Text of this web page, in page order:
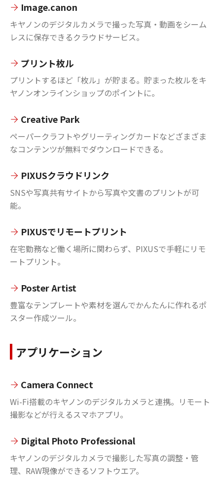
Image.canon
キヤノンのデジタルカメラで撮った写真・動画をシーム
レスに保存できるクラウドサービス。
プリント枚ル
プリントするほど「枚ル」が貯まる。貯まった枚ルをキ
ヤノンオンラインショップのポイントに。
Creative Park
ペーパークラフトやグリーティングカードなどざまざま
なコンテンツが無料でダウンロードできる。
PIXUSクラウドリンク
SNSや写真共有サイトから写真や文書のプリントが可
能。
PIXUSでリモートプリント
在宅勤務など働く場所に関わらず、PIXUSで手軽にリモ
ートプリント。
Poster Artist
豊富なテンプレートや素材を選んでかんたんに作れるポ
スター作成ツール。
アプリケーション
Camera Connect
Wi-Fi搭載のキヤノンのデジタルカメラと連携。リモート
撮影などが行えるスマホアプリ。
Digital Photo Professional
キヤノンのデジタルカメラで撮影した写真の調整・管
理、RAW現像ができるソフトウエア。